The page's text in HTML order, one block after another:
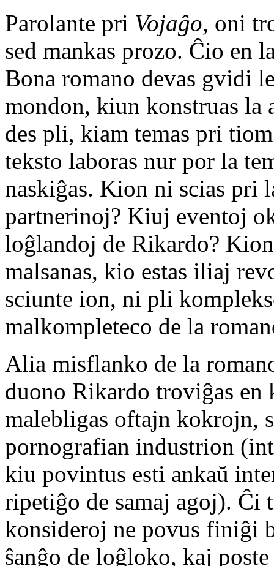
Parolante pri Vojaĝo, oni
sed mankas prozo. Ĉio en
Bona romano devas gvidi
mondon, kiun konstruas la
des pli, kiam temas pri
teksto laboras nur por la
naskiĝas. Kion ni scias pri
partnerinoj? Kiuj eventoj
loĝlandoj de Rikardo?
malsanas, kio estas iliaj
sciunte ion, ni pli
malkompleteco de la
Alia misflanko de la
duono Rikardo troviĝas
malebligas oftajn kokrojn,
pornografian industrion
kiu povintus esti ankaŭ
ripetiĝo de samaj agoj).
konsideroj ne povus finiĝi
ŝanĝo de loĝloko, kaj